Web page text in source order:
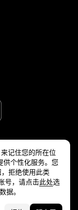
记住您的所在位
供个性化服务。您
，拒绝使用此类
号，请点击此处选
据。